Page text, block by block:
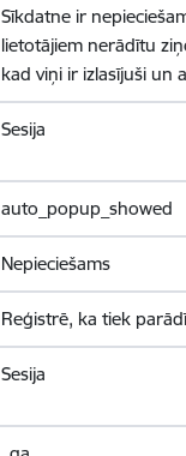
Sīkdatne ir
lietotājiem nerādītu
kad viņi ir izlasījuši un
Sesija
auto_popup_showed
Nepieciešams
Reģistrē, ka tiek
Sesija